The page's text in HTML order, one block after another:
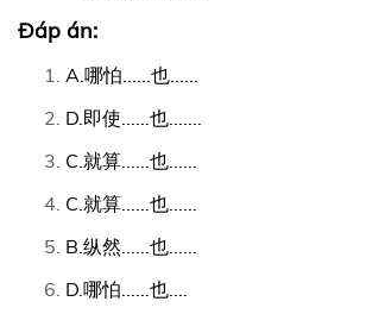
Đáp án:
A.哪怕......也......
D.即使......也.......
C.就算......也......
C.就算......也......
B.纵然......也......
D.哪怕......也....